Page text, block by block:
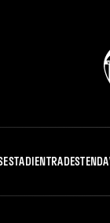
ESTADIENTRADESTENDA